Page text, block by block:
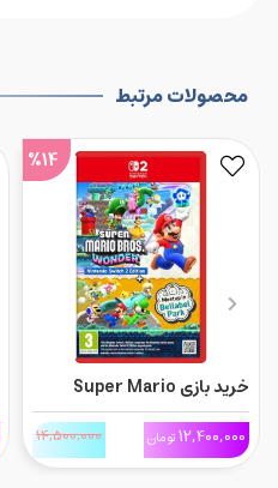
محصولات مرتبط
%14
خرید بازی Super Mario
Bros. Wonder برای
Nintnedo Switch 2 و بسته
دانلودی Meetup in Bellabel
12,400,000تومان 14,500,000